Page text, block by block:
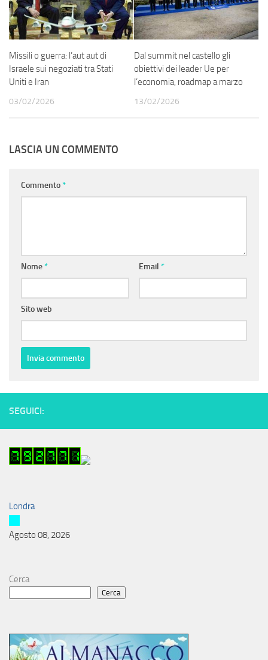
Missili o guerra: l’aut aut di
Israele sui negoziati tra Stati
Uniti e Iran
03/02/2026
Dal summit nel castello gli
obiettivi dei leader Ue per
l’economia, roadmap a marzo
13/02/2026
LASCIA UN COMMENTO
Commento*
Nome* Email *
Sito web
SEGUICI:
Londra
Agosto 08, 2026
Cerca
Cerca